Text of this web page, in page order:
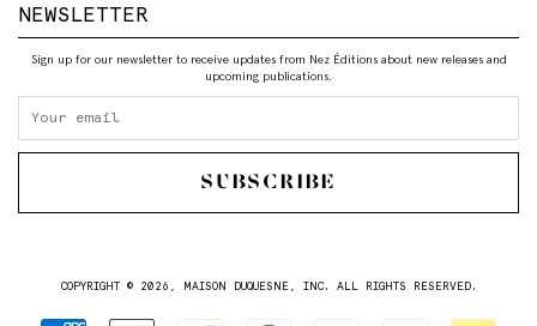
NEWSLETTER
Sign up for our newsletter to receive updates from Nez Éditions about new releases and
upcoming publications.
SUBSCRIBE
COPYRIGHT © 2026, MAISON DUQUESNE, INC. ALL RIGHTS RESERVED.